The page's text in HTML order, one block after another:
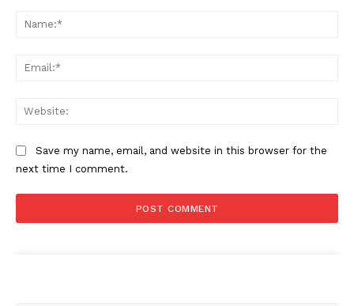
Save my name, email, and website in this browser for the
next time I comment.